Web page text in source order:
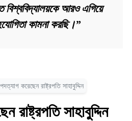
বিশ্ববিদ্যালয়কে আরও এগিয়ে
কামনা করছি।”
পদত্যাগ করেছেন রাষ্ট্রপতি সাহাবুদ্দিন
রাষ্ট্রপতি সাহাবুদ্দিন